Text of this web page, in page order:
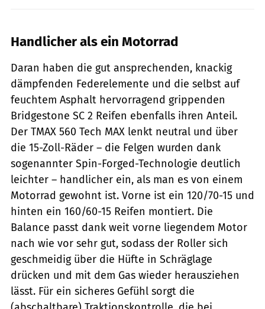
Handlicher als ein Motorrad
Daran haben die gut ansprechenden, knackig
dämpfenden Federelemente und die selbst auf
feuchtem Asphalt hervorragend grippenden
Bridgestone SC 2 Reifen ebenfalls ihren Anteil.
Der TMAX 560 Tech MAX lenkt neutral und über
die 15-Zoll-Räder – die Felgen wurden dank
sogenannter Spin-Forged-Technologie deutlich
leichter – handlicher ein, als man es von einem
Motorrad gewohnt ist. Vorne ist ein 120/70-15 und
hinten ein 160/60-15 Reifen montiert. Die
Balance passt dank weit vorne liegendem Motor
nach wie vor sehr gut, sodass der Roller sich
geschmeidig über die Hüfte in Schräglage
drücken und mit dem Gas wieder herausziehen
lässt. Für ein sicheres Gefühl sorgt die